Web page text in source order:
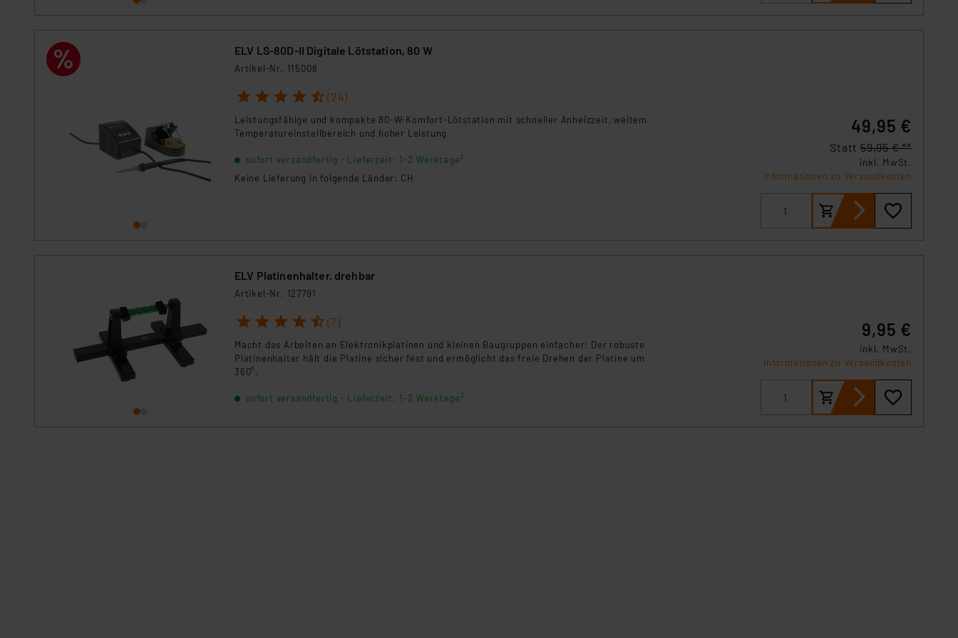
ELV LS-80D-II Digitale Lötstation, 80 W
Artikel-Nr. 115008
1 2 3 4 5 (24)
Leistungsfähige und kompakte 80-W-Komfort-Lötstation mit schneller Anheizzeit, weitem
Temperatureinstellbereich und hoher Leistung.
sofort versandfertig - Lieferzeit: 1-2 Werktage²
Keine Lieferung in folgende Länder: CH
49,95 €
Statt 59,95 € **
inkl. MwSt.
Informationen zu Versandkosten
ELV Platinenhalter, drehbar
Artikel-Nr. 127791
1 2 3 4 5 (7)
Macht das Arbeiten an Elektronikplatinen und kleinen Baugruppen einfacher: Der robuste
Platinenhalter hält die Platine sicher fest und ermöglicht das freie Drehen der Platine um
360°.
sofort versandfertig - Lieferzeit: 1-2 Werktage²
9,95 €
inkl. MwSt.
Informationen zu Versandkosten